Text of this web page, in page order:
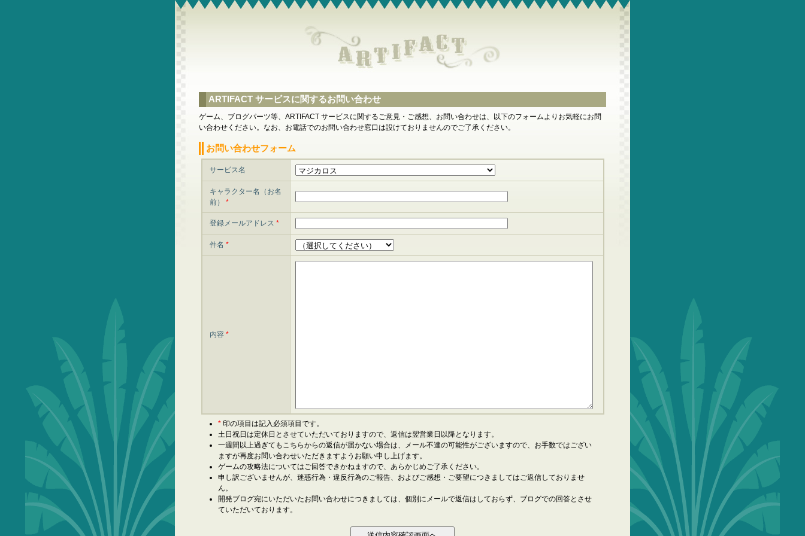
ARTIFACT サービスに関するお問い合わせ
ゲーム、ブログパーツ等、ARTIFACT サービスに関するご意見・ご感想、お問い合わせは、以下のフォームよりお気軽にお問
い合わせください。なお、お電話でのお問い合わせ窓口は設けておりませんのでご了承ください。
お問い合わせフォーム
サービス名
キャラクター名（お名
前） *
登録メールアドレス *
件名 *
内容 *
* 印の項目は記入必須項目です。
土日祝日は定休日とさせていただいておりますので、返信は翌営業日以降となります。
一週間以上過ぎてもこちらからの返信が届かない場合は、メール不達の可能性がございますので、お手数ではござい
ますが再度お問い合わせいただきますようお願い申し上げます。
ゲームの攻略法についてはご回答できかねますので、あらかじめご了承ください。
申し訳ございませんが、迷惑行為・違反行為のご報告、およびご感想・ご要望につきましてはご返信しておりませ
ん。
開発ブログ宛にいただいたお問い合わせにつきましては、個別にメールで返信はしておらず、ブログでの回答とさせ
ていただいております。